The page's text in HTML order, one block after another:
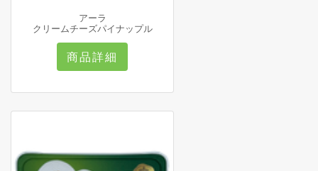
アーラ
クリームチーズパイナップル
商品詳細